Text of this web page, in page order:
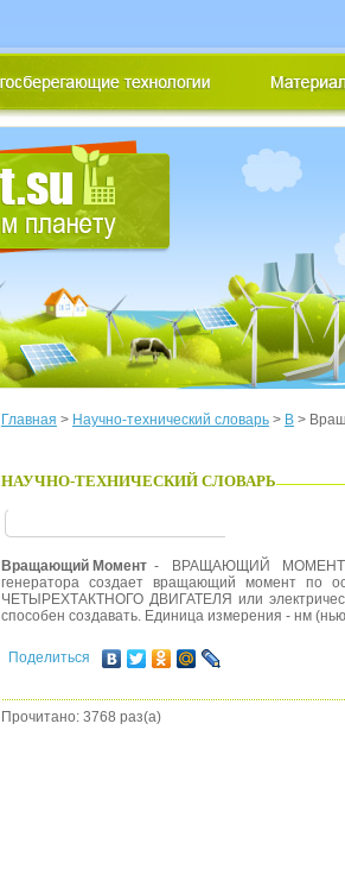
Главная > Научно-технический словарь > В >
НАУЧНО-ТЕХНИЧЕСКИЙ СЛОВАРЬ
Вращающий Момент - ВРАЩАЮЩИЙ МОМЕНТ,
генератора создает вращающий момент по
ЧЕТЫРЕХТАКТНОГО ДВИГАТЕЛЯ или
способен создавать. Единица измерения - нм
Поделиться
Прочитано: 3768 раз(а)